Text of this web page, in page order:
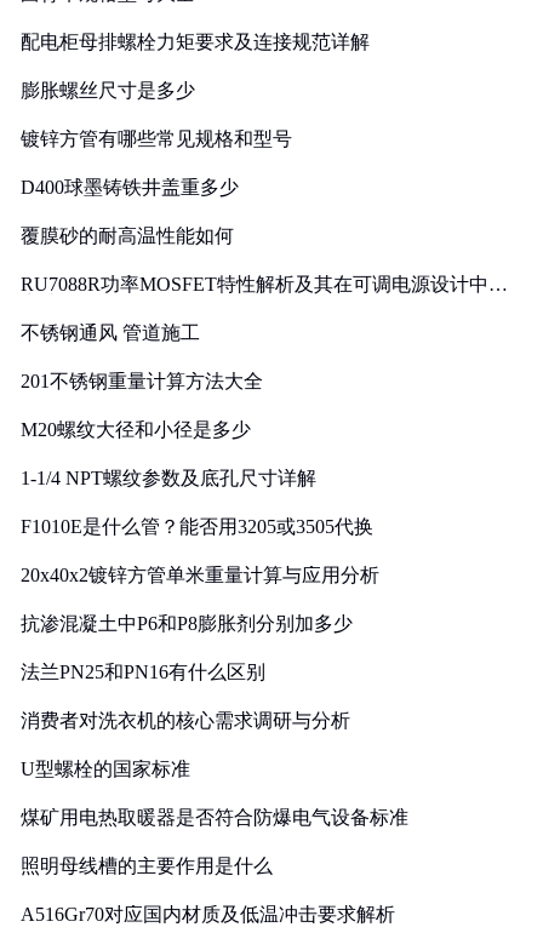
配电柜母排螺栓力矩要求及连接规范详解
膨胀螺丝尺寸是多少
镀锌方管有哪些常见规格和型号
D400球墨铸铁井盖重多少
覆膜砂的耐高温性能如何
RU7088R功率MOSFET特性解析及其在可调电源设计中的
不锈钢通风 管道施工
201不锈钢重量计算方法大全
M20螺纹大径和小径是多少
1-1/4 NPT螺纹参数及底孔尺寸详解
F1010E是什么管？能否用3205或3505代换
20x40x2镀锌方管单米重量计算与应用分析
抗渗混凝土中P6和P8膨胀剂分别加多少
法兰PN25和PN16有什么区别
消费者对洗衣机的核心需求调研与分析
U型螺栓的国家标准
煤矿用电热取暖器是否符合防爆电气设备标准
照明母线槽的主要作用是什么
A516Gr70对应国内材质及低温冲击要求解析